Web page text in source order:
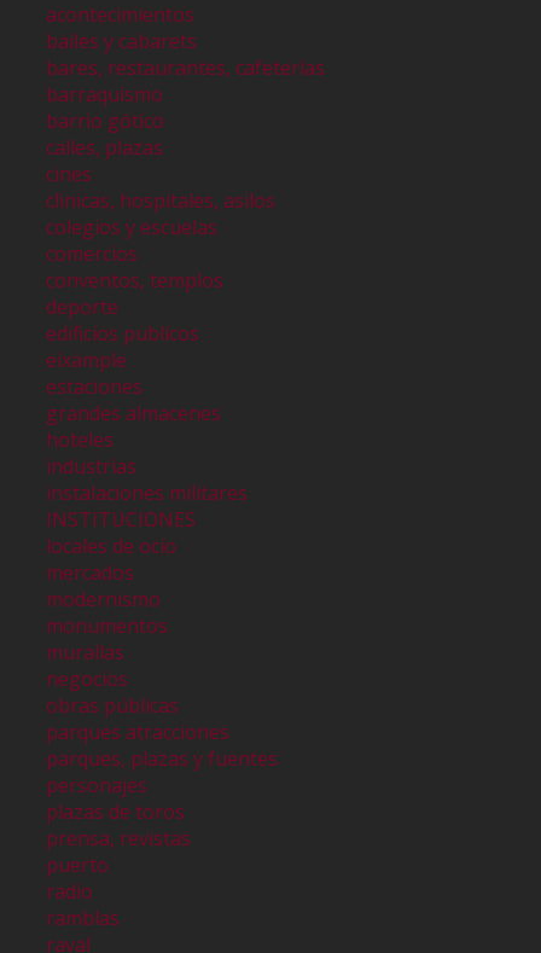
acontecimientos
bailes y cabarets
bares, restaurantes, cafeterías
barraquismo
barrio gótico
calles, plazas
cines
clinicas, hospitales, asilos
colegios y escuelas
comercios
conventos, templos
deporte
edificios publicos
eixample
estaciones
grandes almacenes
hoteles
industrias
instalaciones militares
INSTITUCIONES
locales de ocio
mercados
modernismo
monumentos
murallas
negocios
obras públicas
parques atracciones
parques, plazas y fuentes
personajes
plazas de toros
prensa, revistas
puerto
radio
ramblas
raval